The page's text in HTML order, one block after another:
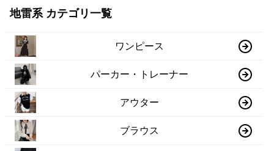
地雷系 カテゴリ一覧
ワンピース
パーカー・トレーナー
アウター
ブラウス